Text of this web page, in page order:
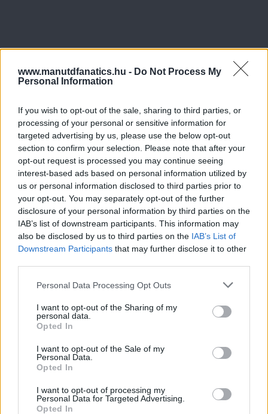
www.manutdfanatics.hu - Do Not Process My
Personal Information
If you wish to opt-out of the sale, sharing to third parties, or
processing of your personal or sensitive information for
targeted advertising by us, please use the below opt-out
section to confirm your selection. Please note that after your
opt-out request is processed you may continue seeing
interest-based ads based on personal information utilized by
us or personal information disclosed to third parties prior to
your opt-out. You may separately opt-out of the further
disclosure of your personal information by third parties on the
IAB’s list of downstream participants. This information may
also be disclosed by us to third parties on the IAB’s List of
Downstream Participants that may further disclose it to other
Please note that this website/app uses one or more Google
not limited to your visit or usage behaviour. You may click to
grant or deny consent to Google and its third-party tags to
use your data for below specified purposes in below Google
consent section.
Personal Data Processing Opt Outs
I want to opt-out of the Sharing of my
personal data.
Opted In
I want to opt-out of the Sale of my
Personal Data.
Opted In
I want to opt-out of processing my
Personal Data for Targeted Advertising.
Opted In